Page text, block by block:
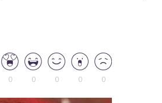
0 0 0 0 0